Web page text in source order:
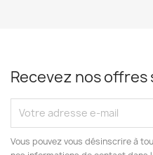
Recevez nos offres
Vous pouvez vous désinscrire à